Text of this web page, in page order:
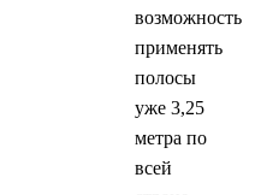
возможность
применять
полосы
уже 3,25
метра по
всей